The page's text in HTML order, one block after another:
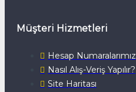
Müşteri Hizmetleri
Hesap Numaralarımız
Nasıl Alış-Veriş Yapılır?
Site Haritası